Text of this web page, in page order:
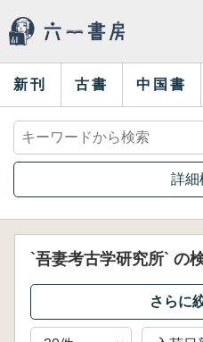
新刊 古書 中国書
詳細
`吾妻考古学研究所` の